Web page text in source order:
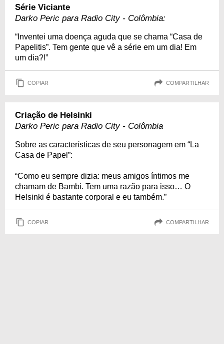
Série Viciante
Darko Peric para Radio City - Colômbia:
“Inventei uma doença aguda que se chama “Casa de
Papelitis”. Tem gente que vê a série em um dia! Em
um dia?!”
COPIAR COMPARTILHAR
Criação de Helsinki
Darko Peric para Radio City - Colômbia
Sobre as características de seu personagem em “La
Casa de Papel”:
“Como eu sempre dizia: meus amigos íntimos me
chamam de Bambi. Tem uma razão para isso… O
Helsinki é bastante corporal e eu também.”
COPIAR COMPARTILHAR